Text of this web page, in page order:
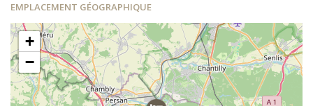
EMPLACEMENT GÉOGRAPHIQUE
+
−